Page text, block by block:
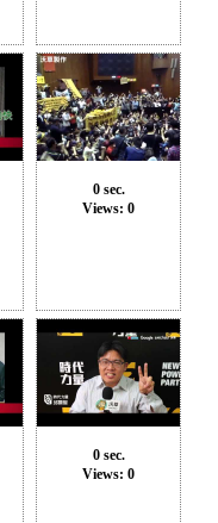
0 sec.
Views: 0
0 sec.
Views: 0